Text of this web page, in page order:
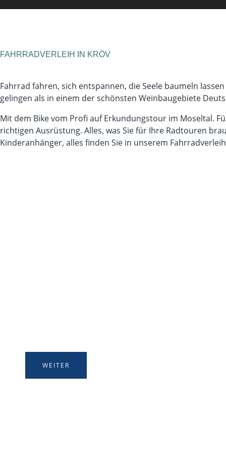
FAHRRADVERLEIH IN KRÖV
Fahrrad fahren, sich entspannen, die Seele baumeln
gelingen als in einem der schönsten Weinbaugebiete
Mit dem Bike vom Profi auf Erkundungstour im Moseltal.
richtigen Ausrüstung. Alles, was Sie für Ihre Radtouren
Kinderanhänger, alles finden Sie in unserem
WEITER